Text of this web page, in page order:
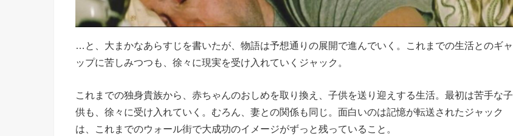
…と、大まかなあらすじを書いたが、物語は予想通りの展開で進んでいく。これまでの生活とのギャ
ップに苦しみつつも、徐々に現実を受け入れていくジャック。
これまでの独身貴族から、赤ちゃんのおしめを取り換え、子供を送り迎えする生活。最初は苦手な子
供も、徐々に受け入れていく。むろん、妻との関係も同じ。面白いのは記憶が転送されたジャック
は、これまでのウォール街で大成功のイメージがずっと残っていること。